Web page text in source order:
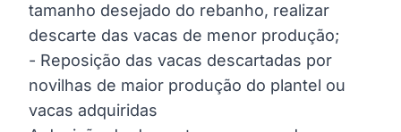
tamanho desejado do rebanho, realizar
descarte das vacas de menor produção;
- Reposição das vacas descartadas por
novilhas de maior produção do plantel ou
vacas adquiridas